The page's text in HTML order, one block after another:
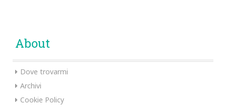
About
Dove trovarmi
Archivi
Cookie Policy